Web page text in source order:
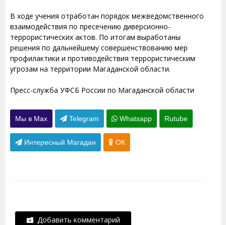
В ходе учения отработан порядок межведомственного
взаимодействия по пресечению диверсионно-
террористических актов. По итогам выработаны
решения по дальнейшему совершенствованию мер
профилактики и противодействия террористическим
угрозам на территории Магаданской области.
Пресс-служба УФСБ России по Магаданской области
Мы в Max Telegram Whatsapp Rutube
Интересный Магадан ОК
Добавить комментарий